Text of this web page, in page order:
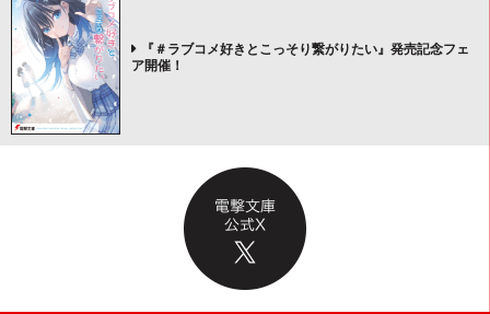
『＃ラブコメ好きとこっそり繋がりたい』発売記念フェ
ア開催！